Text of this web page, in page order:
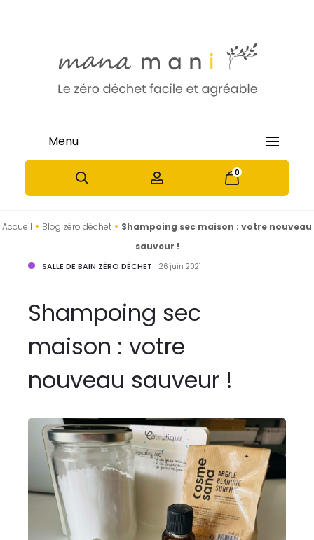
Menu
0
Accueil • Blog zéro déchet • Shampoing sec maison : votre nouveau
sauveur !
SALLE DE BAIN ZÉRO DÉCHET 26 juin 2021
Shampoing sec
maison : votre
nouveau sauveur !